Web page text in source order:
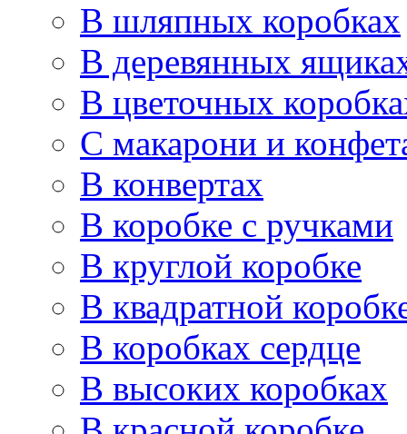
В шляпных коробках
В деревянных
В цветочных
С макарони и
В конвертах
В коробке с ручками
В круглой коробке
В квадратной
В коробках сердце
В высоких коробках